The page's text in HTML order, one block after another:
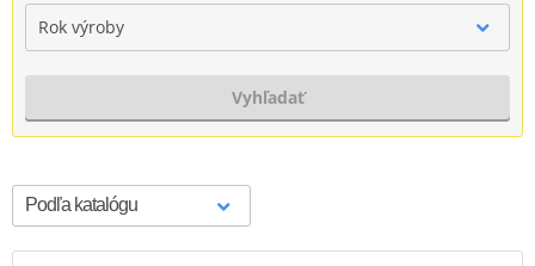
Rok výroby
Vyhľadať